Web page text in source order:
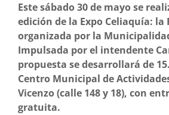
Este sábado 30 de mayo se
edición de la Expo Celiaquía: la
organizada por la
Impulsada por el intendente
propuesta se desarrollará de
Centro Municipal de
Vicenzo (calle 148 y 18), con
gratuita.